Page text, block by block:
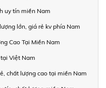
uy tín miền Nam
lớn, giá rẻ kv phía Nam
Cao Tại Miền Nam
Việt Nam
chất lượng cao tại miền Nam